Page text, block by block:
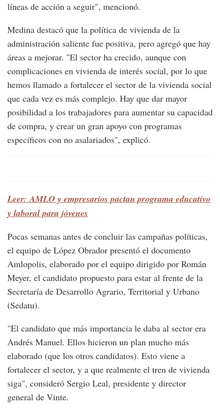
líneas de acción a seguir", mencionó.
Medina destacó que la política de vivienda de la
administración saliente fue positiva, pero agregó que hay
áreas a mejorar. "El sector ha crecido, aunque con
complicaciones en vivienda de interés social, por lo que
hemos llamado a fortalecer el sector de la vivienda social
que cada vez es más complejo. Hay que dar mayor
posibilidad a los trabajadores para aumentar su capacidad
de compra, y crear un gran apoyo con programas
específicos con no asalariados", explicó.
Leer: AMLO y empresarios pactan programa educativo
y laboral para jóvenes
Pocas semanas antes de concluir las campañas políticas,
el equipo de López Obrador presentó el documento
Amlopolis, elaborado por el equipo dirigido por Román
Meyer, el candidato propuesto para estar al frente de la
Secretaría de Desarrollo Agrario, Territorial y Urbano
(Sedatu).
"El candidato que más importancia le daba al sector era
Andrés Manuel. Ellos hicieron un plan mucho más
elaborado (que los otros candidatos). Esto viene a
fortalecer el sector, y a que realmente el tren de vivienda
siga", consideró Sergio Leal, presidente y director
general de Vinte.